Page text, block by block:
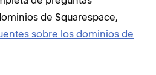
de Squarespace,
sobre los dominios de